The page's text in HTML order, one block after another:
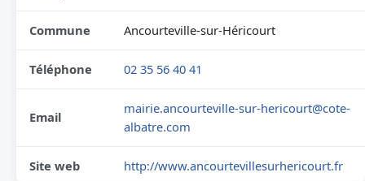
Commune Ancourteville-sur-Héricourt
Téléphone 02 35 56 40 41
Email
mairie.ancourteville-sur-hericourt@cote-
albatre.com
Site web http://www.ancourtevillesurhericourt.fr